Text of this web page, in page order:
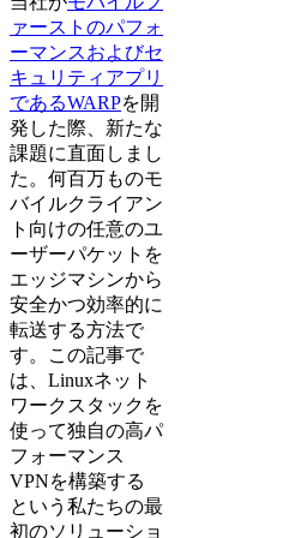
ァーストのパフォ
ーマンスおよびセ
キュリティアプリ
であるWARPを開
発した際、新たな
課題に直面しまし
た。何百万ものモ
バイルクライアン
ト向けの任意のユ
ーザーパケットを
エッジマシンから
安全かつ効率的に
転送する方法で
す。この記事で
は、Linuxネット
ワークスタックを
使って独自の高パ
フォーマンス
VPNを構築する
という私たちの最
初のソリューショ